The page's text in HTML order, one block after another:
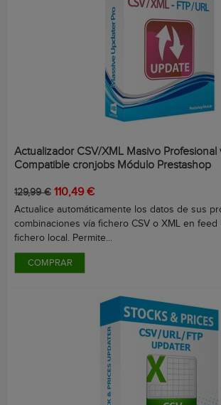
Actualizador CSV/XML Masivo Profesional
Compatible cronjobs Módulo Prestashop
Precio
base
129,99 € Precio
110,49 €
Actualice automáticamente los datos de sus
combinaciones vía fichero CSV o XML en feed
fichero local. Permite...
COMPRAR